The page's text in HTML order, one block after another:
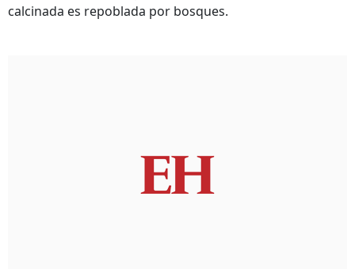
calcinada es repoblada por bosques.